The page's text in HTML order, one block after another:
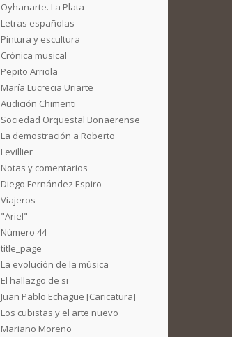
Oyhanarte. La Plata
Letras españolas
Pintura y escultura
Crónica musical
Pepito Arriola
María Lucrecia Uriarte
Audición Chimenti
Sociedad Orquestal Bonaerense
La demostración a Roberto
Levillier
Notas y comentarios
Diego Fernández Espiro
Viajeros
"Ariel"
Número 44
title_page
La evolución de la música
El hallazgo de si
Juan Pablo Echagüe [Caricatura]
Los cubistas y el arte nuevo
Mariano Moreno